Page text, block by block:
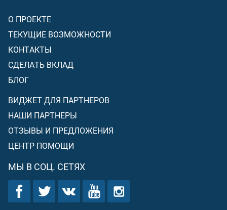
О ПРОЕКТЕ
ТЕКУЩИЕ ВОЗМОЖНОСТИ
КОНТАКТЫ
СДЕЛАТЬ ВКЛАД
БЛОГ
ВИДЖЕТ ДЛЯ ПАРТНЕРОВ
НАШИ ПАРТНЕРЫ
ОТЗЫВЫ И ПРЕДЛОЖЕНИЯ
ЦЕНТР ПОМОЩИ
МЫ В СОЦ. СЕТЯХ